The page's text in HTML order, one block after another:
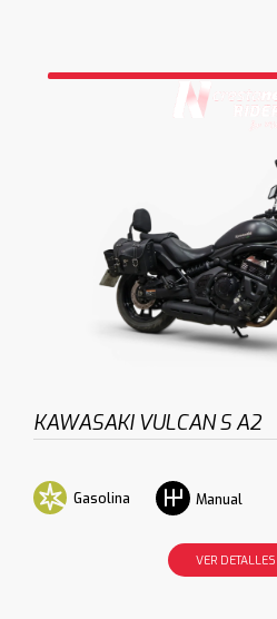
KAWASAKI VULCAN S A2
Gasolina Manual
VER DETALLES